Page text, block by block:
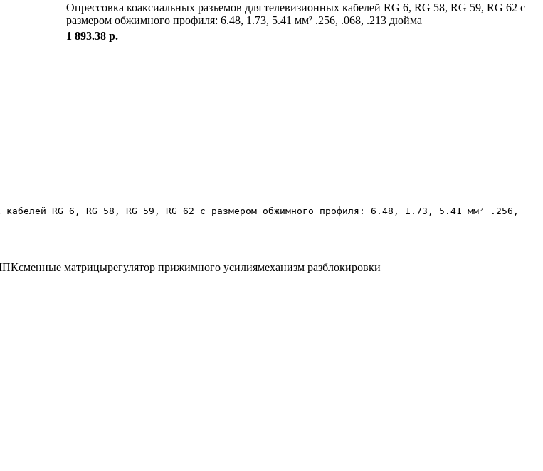
Опрессовка коаксиальных разъемов для телевизионных кабелей RG 6, RG 58, RG 59, RG 62 с
размером обжимного профиля: 6.48, 1.73, 5.41 мм² .256, .068, .213 дюйма
1 893.38 р.
кабелей RG 6, RG 58, RG 59, RG 62 с размером обжимного профиля: 6.48, 1.73, 5.41 мм² .256,
сменные матрицырегулятор прижимного усилиямеханизм разблокировки